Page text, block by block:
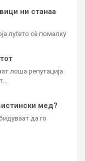
ни станаа
луѓето сè помалку
лоша репутација
мед?
да го